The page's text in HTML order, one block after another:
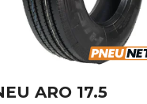
ARO 17,5